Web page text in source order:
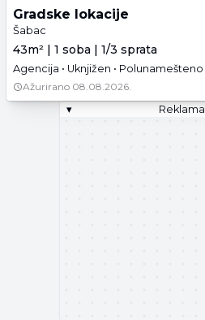
Gradske lokacije
Šabac
43m² | 1 soba | 1/3 sprata
Agencija • Uknjižen • Polunamešteno
Ažurirano 08.08.2026.
▾
Reklama